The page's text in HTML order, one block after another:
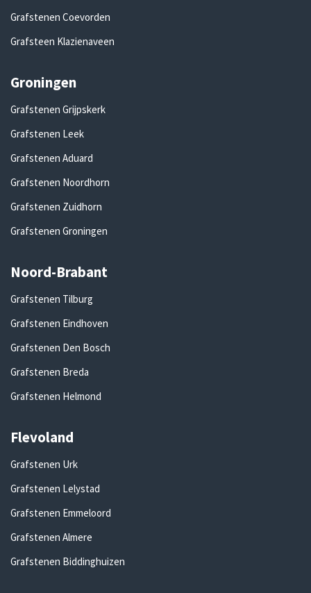
Grafstenen Coevorden
Grafsteen Klazienaveen
Groningen
Grafstenen Grijpskerk
Grafstenen Leek
Grafstenen Aduard
Grafstenen Noordhorn
Grafstenen Zuidhorn
Grafstenen Groningen
Noord-Brabant
Grafstenen Tilburg
Grafstenen Eindhoven
Grafstenen Den Bosch
Grafstenen Breda
Grafstenen Helmond
Flevoland
Grafstenen Urk
Grafstenen Lelystad
Grafstenen Emmeloord
Grafstenen Almere
Grafstenen Biddinghuizen